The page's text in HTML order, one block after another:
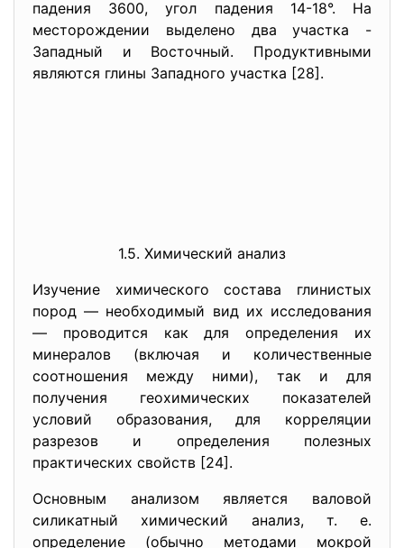
падения 3600, угол падения 14-18°. На
месторождении выделено два участка -
Западный и Восточный. Продуктивными
являются глины Западного участка [28].
1.5. Химический анализ
Изучение химического состава глинистых
пород — необходимый вид их исследования
— проводится как для определения их
минералов (включая и количественные
соотношения между ними), так и для
получения геохимических показателей
условий образования, для корреляции
разрезов и определения полезных
практических свойств [24].
Основным анализом является валовой
силикатный химический анализ, т. е.
определение (обычно методами мокрой